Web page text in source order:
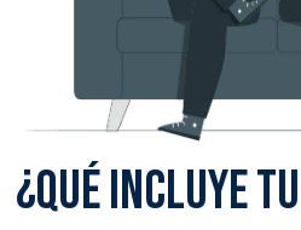
¿Qué incluye tu